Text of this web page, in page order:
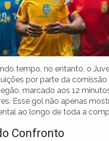
tempo, no entanto, o
por parte da
marcado aos 12
Esse gol não apenas
ao longo de toda a
Confronto